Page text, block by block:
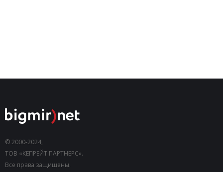
© 2000-2024,
ТОВ «КЕПРЕЙТ ПАРТНЕРС».
Все права защищены.